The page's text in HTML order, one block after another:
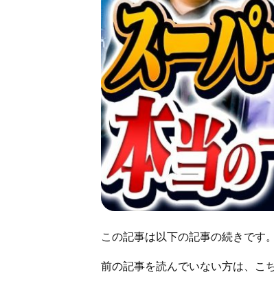
この記事は以下の記事の続きです。
前の記事を読んでいない方は、こ